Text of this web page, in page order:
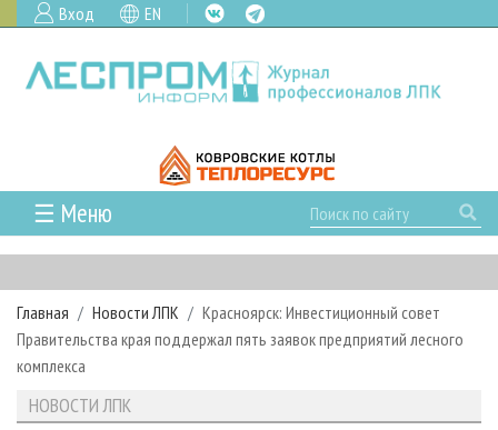
Вход EN
☰ Меню
ГЛАВНАЯ
РУБРИКИ И ТЕМЫ
РУБРИКИ ЖУРНАЛА
ЛЕСНОЕ ХОЗЯЙСТВО
ЛЕСОЗАГОТОВКА
НОВОСТИ
КАЛЕНДАРЬ СОБЫТИЙ
НОВОСТИ ЛПК
ПРОЕКТЫ ЛПИ
АНАЛИТИКА
АРХИВ
Главная Новости ЛПК
Красноярск: Инвестиционный совет
Правительства края поддержал пять заявок предприятий лесного
комплекса
НОВОСТИ ЛПК